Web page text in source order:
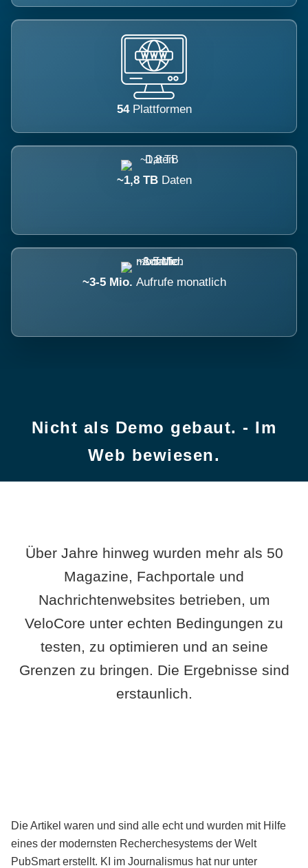
54 Plattformen
~1,8 TB Daten
~3-5 Mio. Aufrufe monatlich
Nicht als Demo gebaut. - Im
Web bewiesen.
Über Jahre hinweg wurden mehr als 50
Magazine, Fachportale und
Nachrichtenwebsites betrieben, um
VeloCore unter echten Bedingungen zu
testen, zu optimieren und an seine
Grenzen zu bringen. Die Ergebnisse sind
erstaunlich.
Die Artikel waren und sind alle echt und wurden mit Hilfe
eines der modernsten Recherchesystems der Welt
PubSmart erstellt. KI im Journalismus hat nur unter